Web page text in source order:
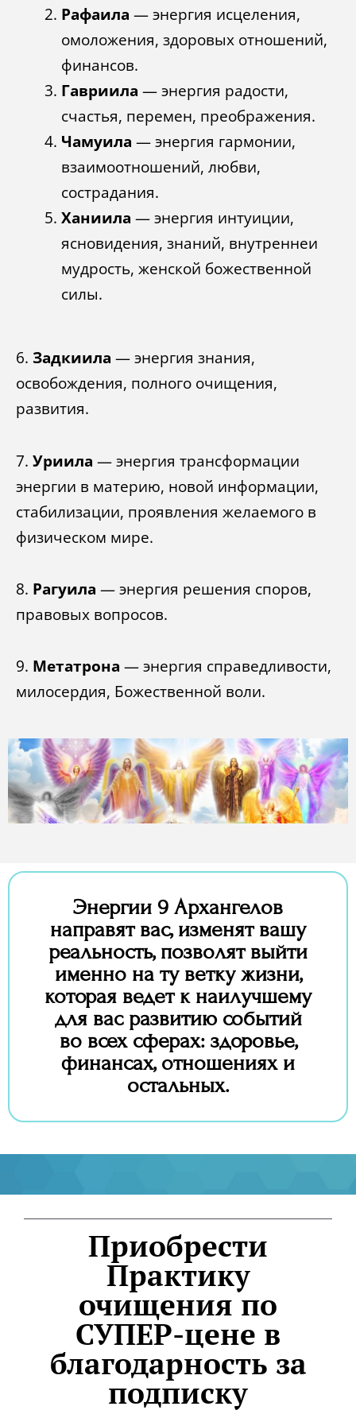
Рафаила — энергия исцеления,
омоложения, здоровых отношений,
финансов.
Гавриила — энергия радости,
счастья, перемен, преображения.
Чамуила — энергия гармонии,
взаимоотношений, любви,
сострадания.
Ханиила — энергия интуиции,
ясновидения, знаний, внутреннеи
мудрость, женской божественной
силы.
6. Задкиила — энергия знания,
освобождения, полного очищения,
развития.
7. Уриила — энергия трансформации
энергии в материю, новой информации,
стабилизации, проявления желаемого в
физическом мире.
8. Рагуила — энергия решения споров,
правовых вопросов.
9. Метатрона — энергия справедливости,
милосердия, Божественной воли.
Энергии 9 Архангелов
направят вас, изменят вашу
реальность, позволят выйти
именно на ту ветку жизни,
которая ведет к наилучшему
для вас развитию событий
во всех сферах: здоровье,
финансах, отношениях и
остальных.
Приобрести
Практику
очищения по
СУПЕР-цене в
благодарность за
подписку